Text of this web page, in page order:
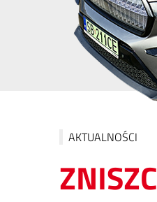
AKTUALNOŚCI